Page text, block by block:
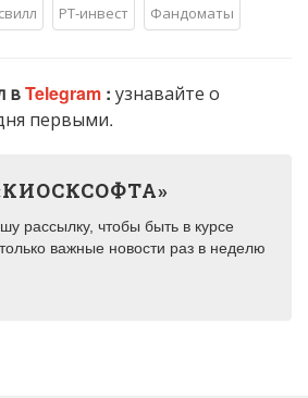
РТ-инвест Фандоматы
вTelegram : узнавайте о
первыми.
рассылку, чтобы быть в курсе
важные новости раз в неделю